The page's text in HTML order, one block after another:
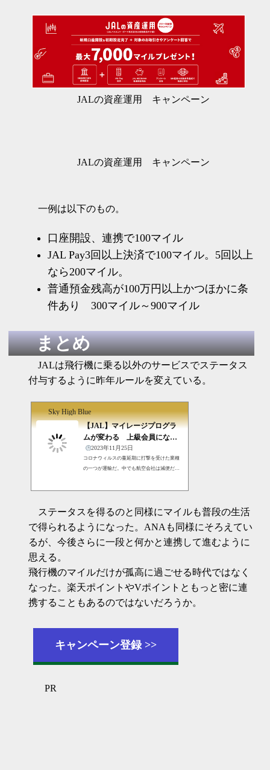
JALの資産運用 キャンペーン
JALの資産運用 キャンペーン
一例は以下のもの。
口座開設、連携で100マイル
JAL Pay3回以上決済で100マイル。5回以上
なら200マイル。
普通預金残高が100万円以上かつほかに条
件あり 300マイル～900マイル
まとめ
JALは飛行機に乗る以外のサービスでステータス
付与するように昨年ルールを変えている。
Sky High Blue
【JAL】マイレージプログラ
ムが変わる 上級会員になり
やすくなる？ 2024年1月よ
り
2023年11月25日
コロナウィルスの蔓延期に打撃を受けた業種
の一つが運輸だ。中でも航空会社は減便だけ
変わっている。今回はJALが色々変えることを
要今まで上級ステータスを得るには、より高
い運賃でより遠くに、さらに回数を多く飛行
に沖縄近辺をただ乗るだけの人が多数いた。
ステータスを得るのと同様にマイルも普段の生活
で得られるようになった。ANAも同様にそろえてい
るが、今後さらに一段と何かと連携して進むように
思える。
飛行機のマイルだけが孤高に過ごせる時代ではなく
なった。楽天ポイントやVポイントともっと密に連
携することもあるのではないだろうか。
キャンペーン登録
PR